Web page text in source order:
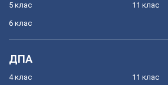
5 клас
6 клас
11 клас
ДПА
4 клас 11 клас